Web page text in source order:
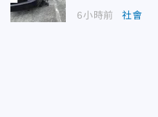
6小時前 社會